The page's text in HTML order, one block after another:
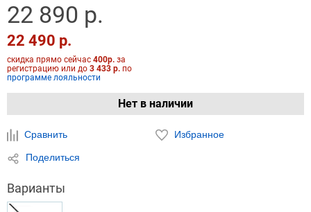
22 890 р.
22 490 р.
скидка прямо сейчас 400р. за
регистрацию или до 3 433 р. по
программе лояльности
Нет в наличии
Сравнить Избранное
Поделиться
Варианты